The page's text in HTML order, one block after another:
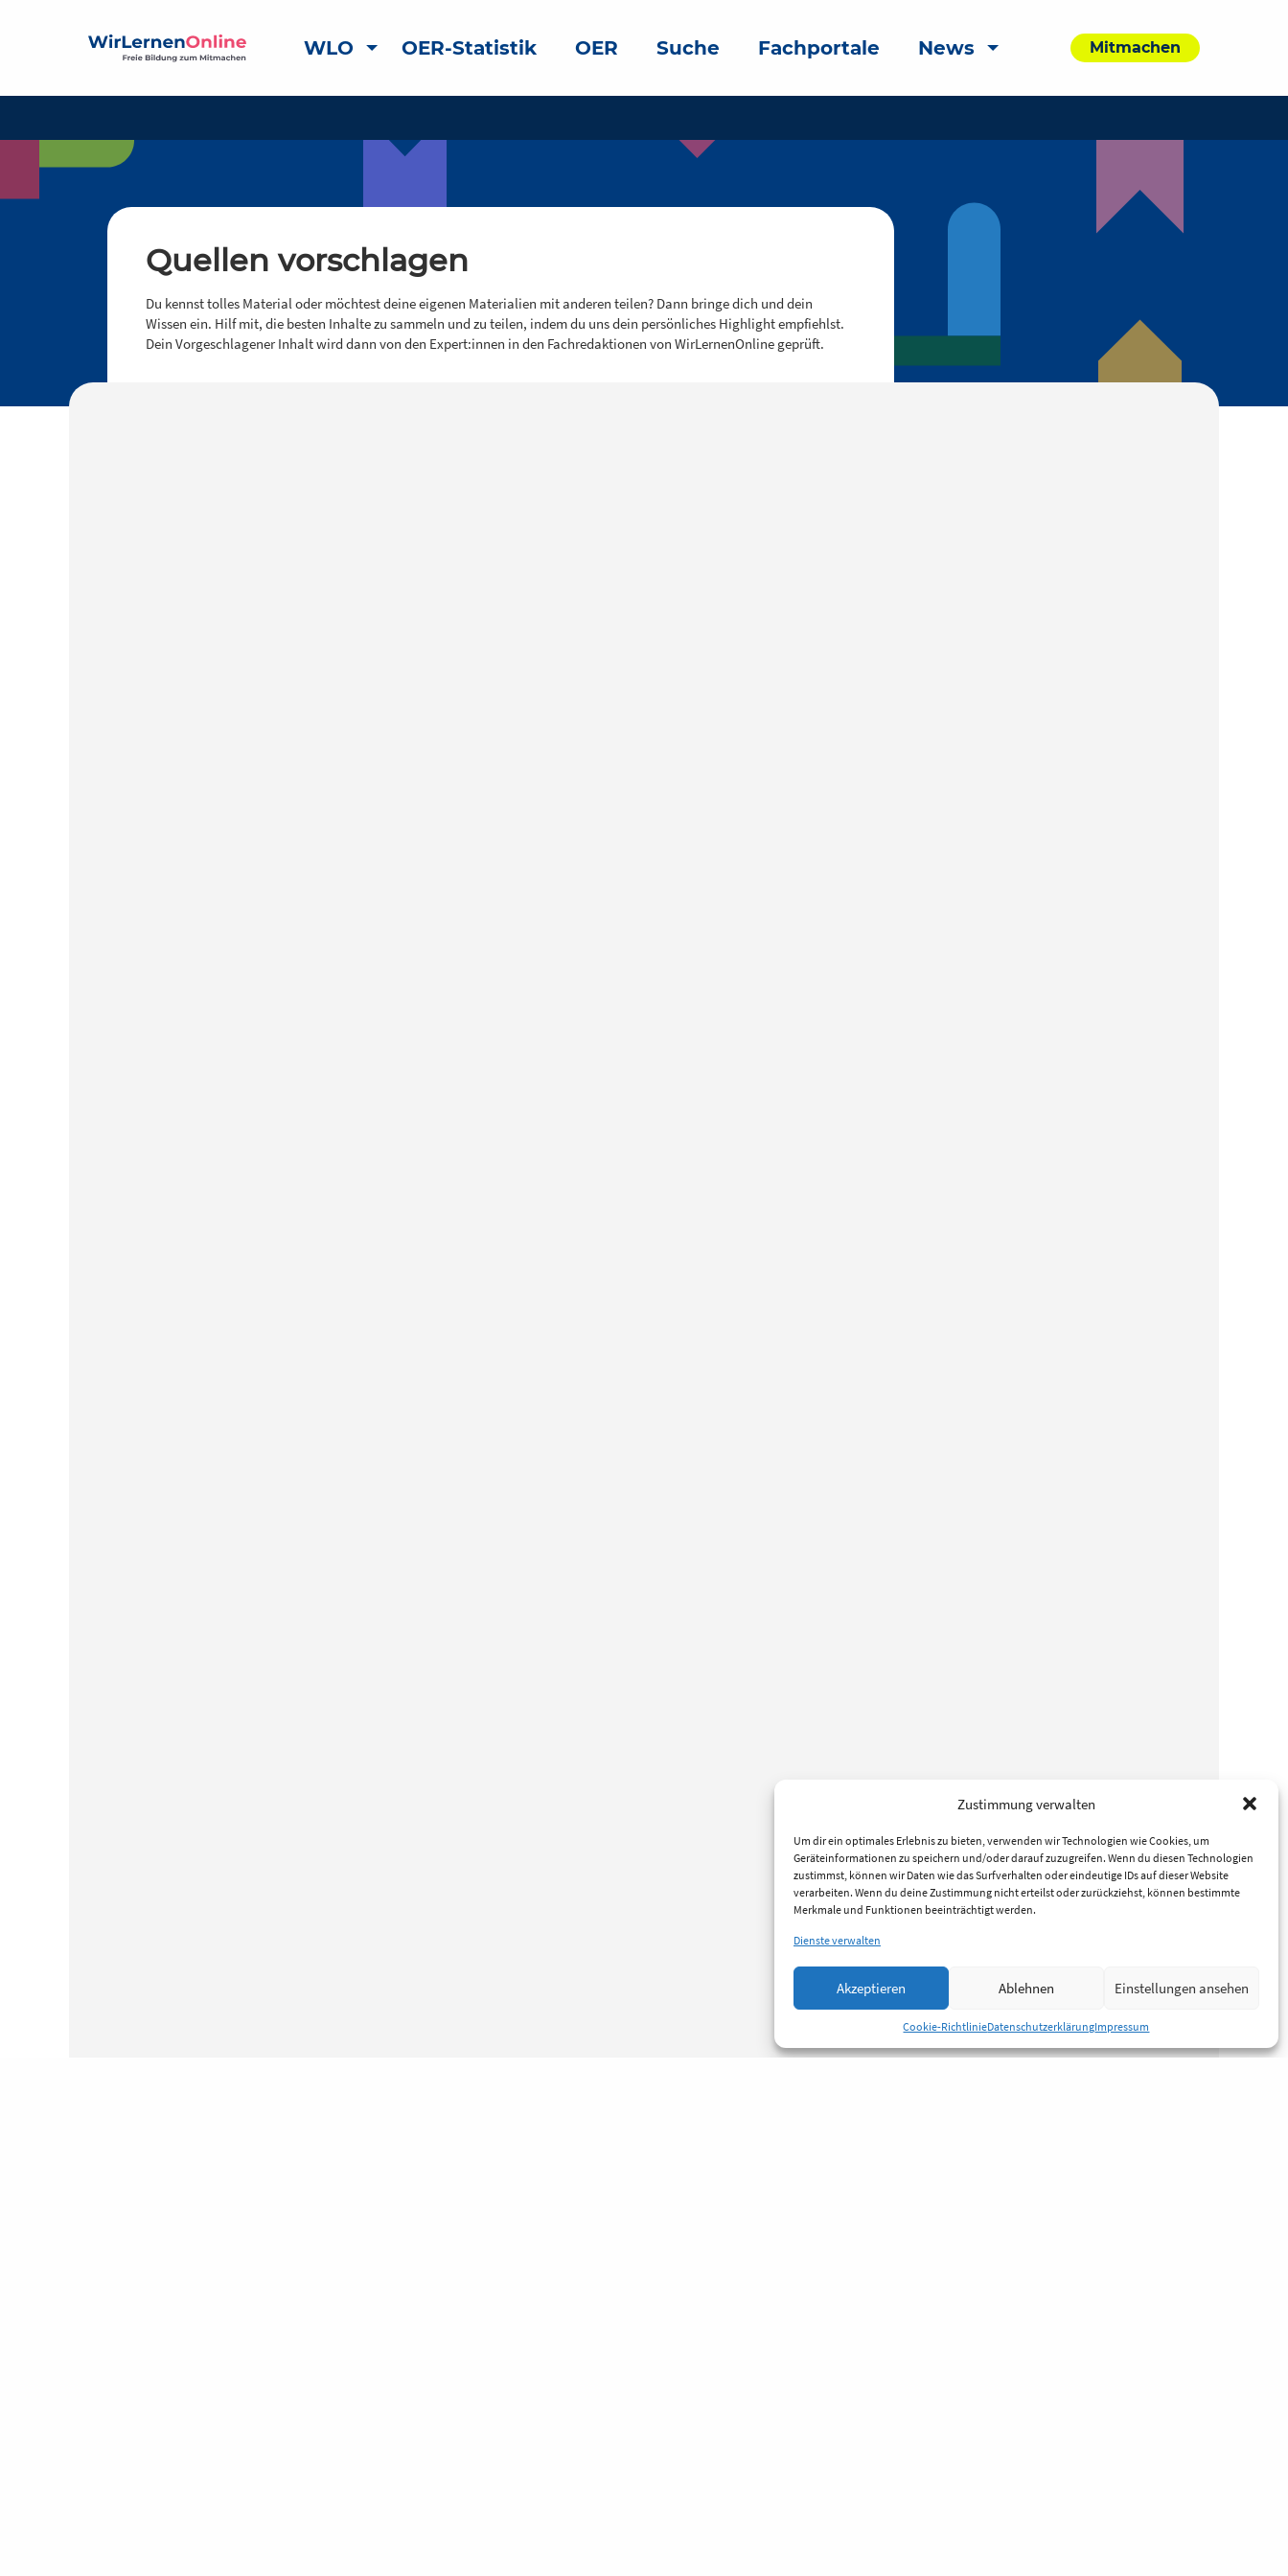
Zustimmung verwalten
Um dir ein optimales Erlebnis zu bieten, verwenden wir Technologien wie Cookies, um
Geräteinformationen zu speichern und/oder darauf zuzugreifen. Wenn du diesen Technologien
zustimmst, können wir Daten wie das Surfverhalten oder eindeutige IDs auf dieser Website
verarbeiten. Wenn du deine Zustimmung nicht erteilst oder zurückziehst, können bestimmte
Merkmale und Funktionen beeinträchtigt werden.
Dienste verwalten
Akzeptieren Ablehnen Einstellungen ansehen
Cookie-RichtlinieDatenschutzerklärungImpressum
WLO OER-Statistik OER Suche Fachportale News Mitmachen
Quellen vorschlagen
Du kennst tolles Material oder möchtest deine eigenen Materialien mit anderen teilen? Dann bringe dich und dein
Wissen ein. Hilf mit, die besten Inhalte zu sammeln und zu teilen, indem du uns dein persönliches Highlight empfiehlst.
Dein Vorgeschlagener Inhalt wird dann von den Expert:innen in den Fachredaktionen von WirLernenOnline geprüft.